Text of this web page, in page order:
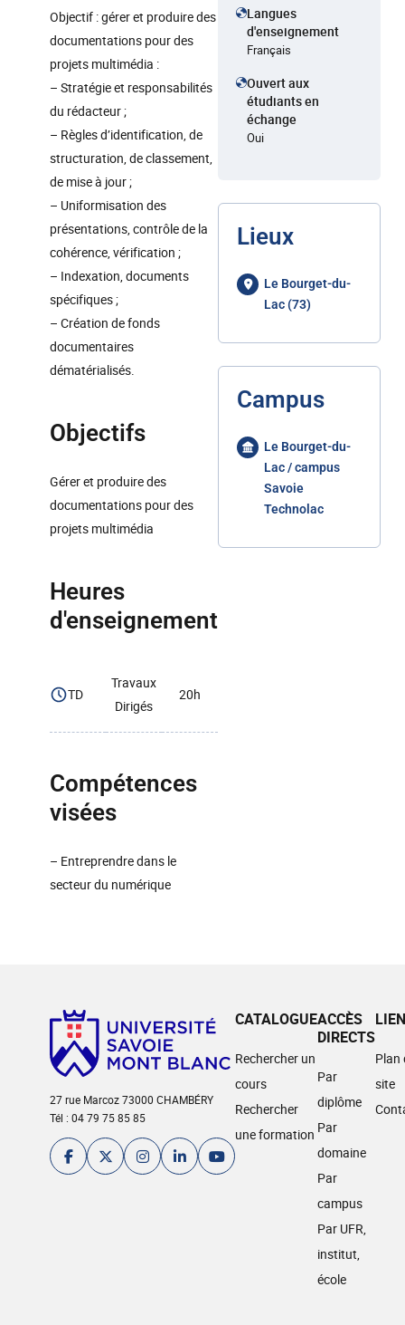
Objectif : gérer et produire des
documentations pour des
projets multimédia :
– Stratégie et responsabilités
du rédacteur ;
– Règles d’identification, de
structuration, de classement,
de mise à jour ;
– Uniformisation des
présentations, contrôle de la
cohérence, vérification ;
– Indexation, documents
spécifiques ;
– Création de fonds
documentaires
dématérialisés.
Objectifs
Gérer et produire des
documentations pour des
projets multimédia
Heures
d'enseignement
TD
Travaux
Dirigés
20h
Compétences
visées
– Entreprendre dans le
secteur du numérique
Langues
d'enseignement
Français
Ouvert aux
étudiants en
échange
Oui
Lieux
Le Bourget-du-
Lac (73)
Campus
Le Bourget-du-
Lac / campus
Savoie
Technolac
27 rue Marcoz 73000 CHAMBÉRY
Tél : 04 79 75 85 85
CATALOGUE
Rechercher un
cours
Rechercher
une formation
ACCÈS
DIRECTS
Par
diplôme
Par
domaine
Par
campus
Par UFR,
institut,
école
Plan
site